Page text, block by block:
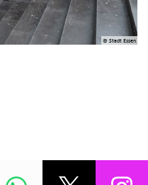
© Stadt Essen